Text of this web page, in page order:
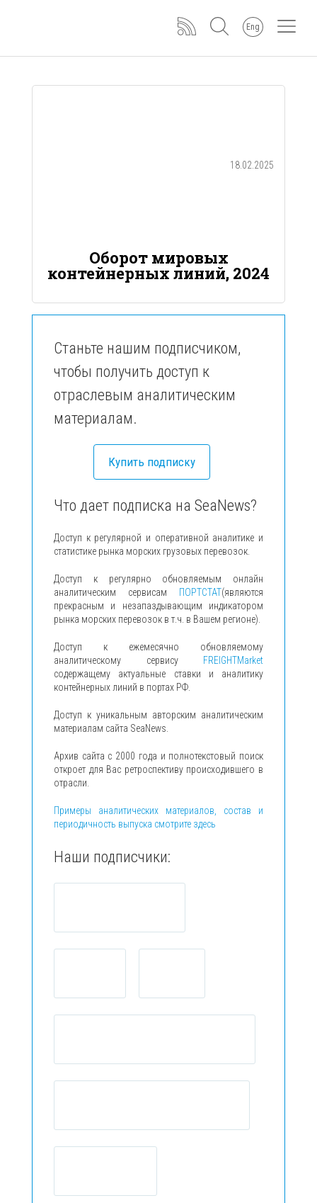
Eng
18.02.2025
Оборот мировых
контейнерных линий, 2024
Станьте нашим подписчиком,
чтобы получить доступ к
отраслевым аналитическим
материалам.
Купить подписку
Что дает подписка на SeaNews?
Доступ к регулярной и оперативной аналитике и
статистике рынка морских грузовых перевозок.
Доступ к регулярно обновляемым онлайн
аналитическим сервисам ПОРТСТАТ(являются
прекрасным и незапаздывающим индикатором
рынка морских перевозок в т.ч. в Вашем регионе).
Доступ к ежемесячно обновляемому
аналитическому сервису FREIGHTMarket
содержащему актуальные ставки и аналитику
контейнерных линий в портах РФ.
Доступ к уникальным авторским аналитическим
материалам сайта SeaNews.
Архив сайта с 2000 года и полнотекстовый поиск
откроет для Вас ретроспективу происходившего в
отрасли.
Примеры аналитических материалов, состав и
периодичность выпуска смотрите здесь
Наши подписчики: